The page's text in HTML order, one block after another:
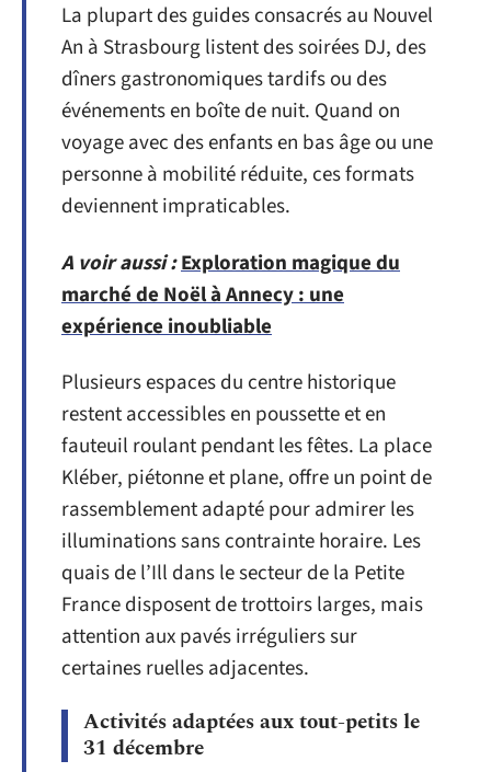
La plupart des guides consacrés au Nouvel
An à Strasbourg listent des soirées DJ, des
dîners gastronomiques tardifs ou des
événements en boîte de nuit. Quand on
voyage avec des enfants en bas âge ou une
personne à mobilité réduite, ces formats
deviennent impraticables.
A voir aussi :Exploration magique du
marché de Noël à Annecy : une
expérience inoubliable
Plusieurs espaces du centre historique
restent accessibles en poussette et en
fauteuil roulant pendant les fêtes. La place
Kléber, piétonne et plane, offre un point de
rassemblement adapté pour admirer les
illuminations sans contrainte horaire. Les
quais de l’Ill dans le secteur de la Petite
France disposent de trottoirs larges, mais
attention aux pavés irréguliers sur
certaines ruelles adjacentes.
Activités adaptées aux tout-petits le
31 décembre